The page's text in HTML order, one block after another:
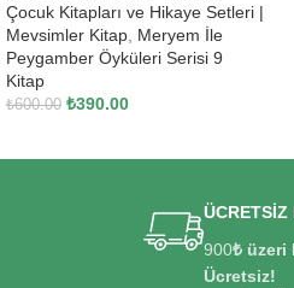
Çocuk Kitapları ve Hikaye Setleri |
Mevsimler Kitap Meryem İle
Peygamber Öyküleri Serisi 9
Kitap
₺600.00 ₺390.00
ÜCRETSİZ
900₺ üzeri
Ücretsiz!